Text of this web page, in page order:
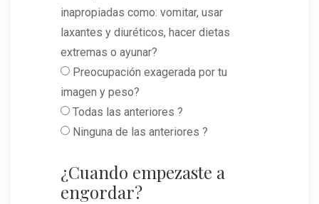
inapropiadas como: vomitar, usar
laxantes y diuréticos, hacer dietas
extremas o ayunar?
Preocupación exagerada por tu
imagen y peso?
Todas las anteriores ?
Ninguna de las anteriores ?
¿Cuando empezaste a
engordar?